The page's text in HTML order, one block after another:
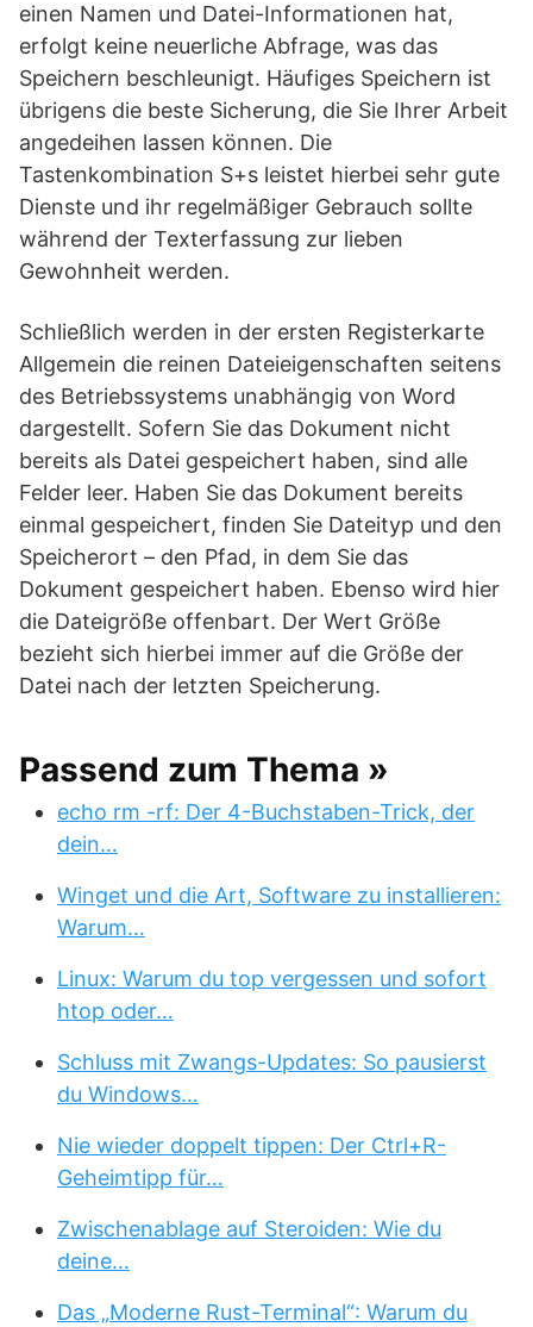
einen Namen und Datei-Informationen hat,
erfolgt keine neuerliche Abfrage, was das
Speichern beschleunigt. Häufiges Speichern ist
übrigens die beste Sicherung, die Sie Ihrer Arbeit
angedeihen lassen können. Die
Tastenkombination S+s leistet hierbei sehr gute
Dienste und ihr regelmäßiger Gebrauch sollte
während der Texterfassung zur lieben
Gewohnheit werden.
Schließlich werden in der ersten Registerkarte
Allgemein die reinen Dateieigenschaften seitens
des Betriebssystems unabhängig von Word
dargestellt. Sofern Sie das Dokument nicht
bereits als Datei gespeichert haben, sind alle
Felder leer. Haben Sie das Dokument bereits
einmal gespeichert, finden Sie Dateityp und den
Speicherort – den Pfad, in dem Sie das
Dokument gespeichert haben. Ebenso wird hier
die Dateigröße offenbart. Der Wert Größe
bezieht sich hierbei immer auf die Größe der
Datei nach der letzten Speicherung.
Passend zum Thema »
echo rm -rf: Der 4-Buchstaben-Trick, der
dein…
Winget und die Art, Software zu installieren:
Warum…
Linux: Warum du top vergessen und sofort
htop oder…
Schluss mit Zwangs-Updates: So pausierst
du Windows…
Nie wieder doppelt tippen: Der Ctrl+R-
Geheimtipp für…
Zwischenablage auf Steroiden: Wie du
deine…
Das „Moderne Rust-Terminal“: Warum du